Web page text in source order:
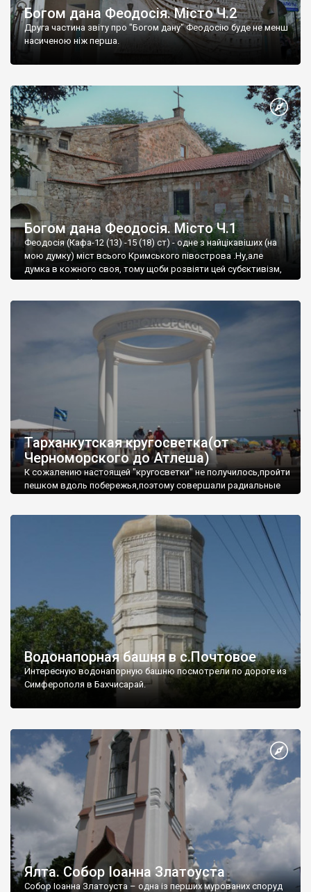
Богом дана Феодосія. Місто Ч.2
Друга частина звіту про "Богом дану" Феодосію буде не менш
насиченою ніж перша.
Богом дана Феодосія. Місто Ч.1
Феодосія (Кафа-12 (13) -15 (18) ст) - одне з найцікавіших (на
мою думку) міст всього Кримського півострова .Ну,але
думка в кожного своя, тому щоби розвіяти цей субєктивізм,
запрошую відвідати це
Тарханкутская кругосветка(от
Черноморского до Атлеша)
К сожалению настоящей "кругосветки" не получилось,пройти
пешком вдоль побережья,поэтому совершали радиальные
Водонапорная башня в с.Почтовое
Интересную водонапорную башню посмотрели по дороге из
Симферополя в Бахчисарай.
Ялта. Собор Іоанна Златоуста
Собор Іоанна Златоуста – одна із перших мурованих споруд